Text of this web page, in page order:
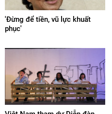
'Đừng để tiền, vũ lực khuất
phục'